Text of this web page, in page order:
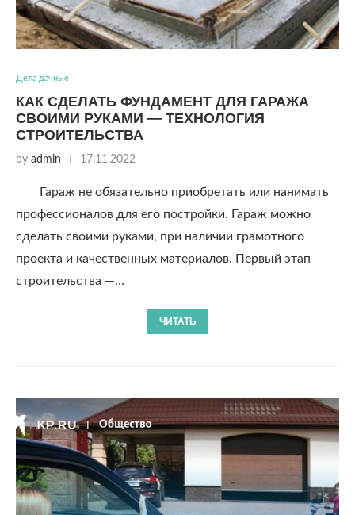
Дела дачные
КАК СДЕЛАТЬ ФУНДАМЕНТ ДЛЯ ГАРАЖА
СВОИМИ РУКАМИ — ТЕХНОЛОГИЯ
СТРОИТЕЛЬСТВА
by admin 17.11.2022
Гараж не обязательно приобретать или нанимать
профессионалов для его постройки. Гараж можно
сделать своими руками, при наличии грамотного
проекта и качественных материалов. Первый этап
строительства —…
ЧИТАТЬ